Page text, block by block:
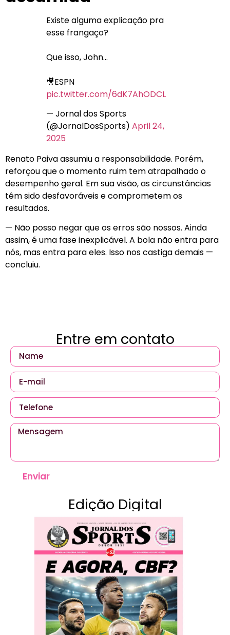
Existe alguma explicação pra
esse frangaço?
Que isso, John…
🎥ESPN
pic.twitter.com/6dK7AhODCL
— Jornal dos Sports
(@JornalDosSports) April 24,
2025
Renato Paiva assumiu a responsabilidade. Porém,
reforçou que o momento ruim tem atrapalhado o
desempenho geral. Em sua visão, as circunstâncias
têm sido desfavoráveis e comprometem os
resultados.
— Não posso negar que os erros são nossos. Ainda
assim, é uma fase inexplicável. A bola não entra para
nós, mas entra para eles. Isso nos castiga demais —
concluiu.
Entre em contato
Enviar
Edição Digital